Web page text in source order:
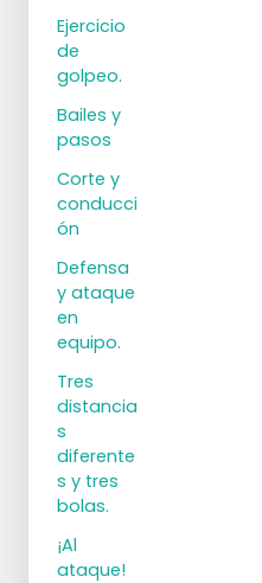
Ejercicio
de
golpeo.
Bailes y
pasos
Corte y
conducci
ón
Defensa
y ataque
en
equipo.
Tres
distancia
s
diferente
s y tres
bolas.
¡Al
ataque!